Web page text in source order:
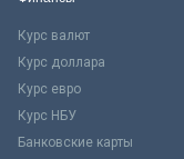
Курс валют
Курс доллара
Курс евро
Курс НБУ
Банковские карты